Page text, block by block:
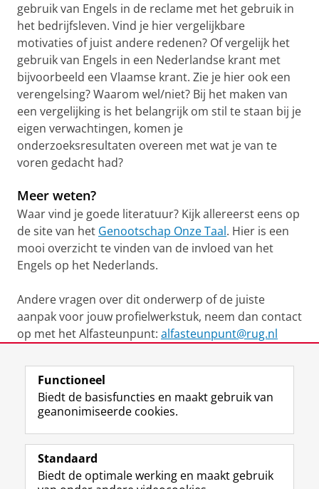
gebruik van Engels in de reclame met het gebruik in
het bedrijfsleven. Vind je hier vergelijkbare
motivaties of juist andere redenen? Of vergelijk het
gebruik van Engels in een Nederlandse krant met
bijvoorbeeld een Vlaamse krant. Zie je hier ook een
verengelsing? Waarom wel/niet? Bij het maken van
een vergelijking is het belangrijk om stil te staan bij je
eigen verwachtingen, komen je
onderzoeksresultaten overeen met wat je van te
voren gedacht had?
Meer weten?
Waar vind je goede literatuur? Kijk allereerst eens op
de site van het Genootschap Onze Taal. Hier is een
mooi overzicht te vinden van de invloed van het
Engels op het Nederlands.
Andere vragen over dit onderwerp of de juiste
aanpak voor jouw profielwerkstuk, neem dan contact
op met het Alfasteunpunt: alfasteunpunt@rug.nl
Laatst gewijzigd: 22 september 2020 14:04
Volg de RUG
F
a
e
L
i
k
R
S
-
I
n
t
Y
o
T
Studiekiezers
Functioneel
Biedt de basisfuncties en maakt gebruik van
geanonimiseerde cookies.
Standaard
Biedt de optimale werking en maakt gebruik